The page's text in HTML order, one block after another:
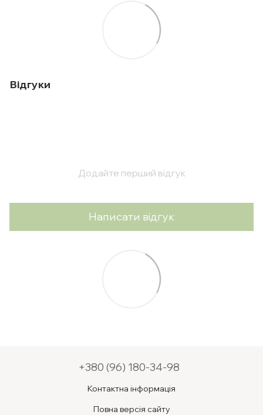
Відгуки
Додайте перший відгук
Написати відгук
+380 (96) 180-34-98
Контактна інформація
Повна версія сайту